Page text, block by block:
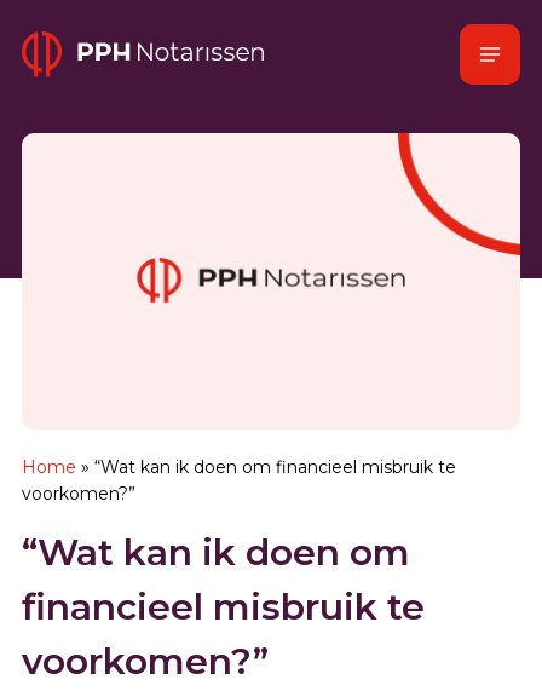
hoofdinhoud
Home
Home » “Wat kan ik doen om financieel misbruik te
voorkomen?”
“Wat kan ik doen om
financieel misbruik te
voorkomen?”